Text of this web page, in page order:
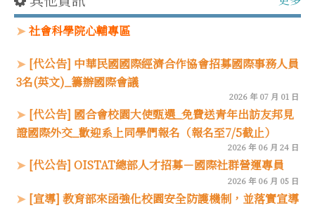
社會科學院心輔專區
[代公告] 中華民國國際經濟合作協會招募國際事務人員
3名(英文)_籌辦國際會議
2026 年 07 月 01 日
[代公告] 國合會校園大使甄選_免費送青年出訪友邦見
證國際外交_歡迎系上同學們報名（報名至7/5截止）
2026 年 06 月 24 日
[代公告] OISTAT總部人才招募－國際社群營運專員
2026 年 06 月 05 日
[宣導] 教育部來函強化校園安全防護機制，並落實宣導